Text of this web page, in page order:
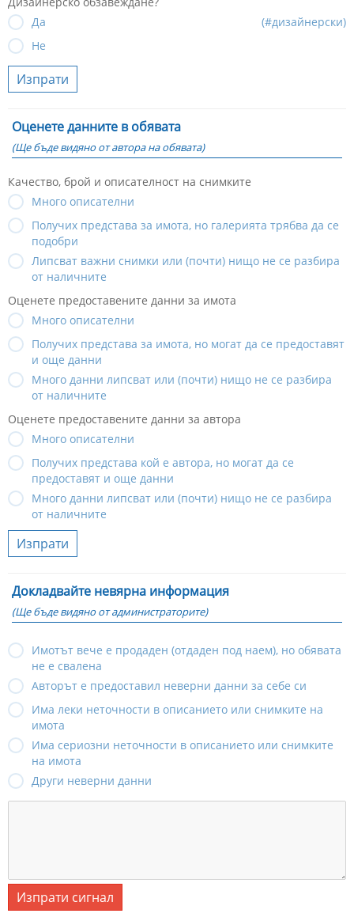
Да
(#дизайнерски)
Не
Изпрати
Оценете данните в обявата
(Ще бъде видяно от автора на обявата)
Качество, брой и описателност на снимките
Много описателни
Получих представа за имота, но галерията трябва да се
подобри
Липсват важни снимки или (почти) нищо не се разбира
от наличните
Оценете предоставените данни за имота
Много описателни
Получих представа за имота, но могат да се предоставят
и още данни
Много данни липсват или (почти) нищо не се разбира
от наличните
Оценете предоставените данни за автора
Много описателни
Получих представа кой е автора, но могат да се
предоставят и още данни
Много данни липсват или (почти) нищо не се разбира
от наличните
Изпрати
Докладвайте невярна информация
(Ще бъде видяно от администраторите)
Имотът вече е продаден (отдаден под наем), но обявата
не е свалена
Авторът е предоставил неверни данни за себе си
Има леки неточности в описанието или снимките на
имота
Има сериозни неточности в описанието или снимките
на имота
Други неверни данни
Изпрати сигнал